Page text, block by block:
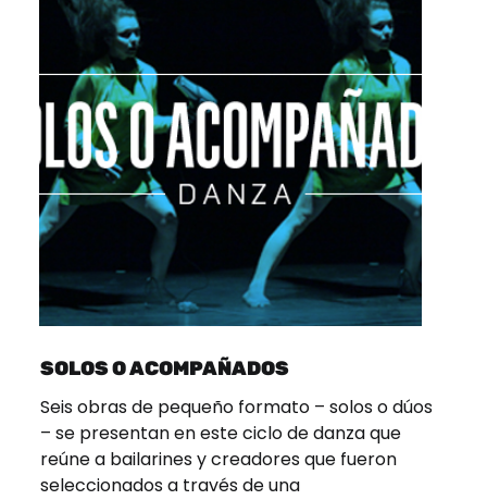
SOLOS O ACOMPAÑADOS
Seis obras de pequeño formato – solos o dúos
– se presentan en este ciclo de danza que
reúne a bailarines y creadores que fueron
seleccionados a través de una